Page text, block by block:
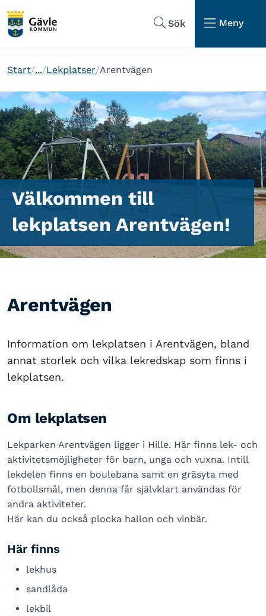
Sök
Meny
Start ... Lekplatser Arentvägen
Välkommen till
lekplatsen Arentvägen!
Arentvägen
Information om lekplatsen i Arentvägen, bland
annat storlek och vilka lekredskap som finns i
lekplatsen.
Om lekplatsen
Lekparken Arentvägen ligger i Hille. Här finns lek- och
aktivitetsmöjligheter för barn, unga och vuxna. Intill
lekdelen finns en boulebana samt en gräsyta med
fotbollsmål, men denna får självklart användas för
andra aktiviteter.
Här kan du också plocka hallon och vinbär.
Här finns
lekhus
sandlåda
lekbil